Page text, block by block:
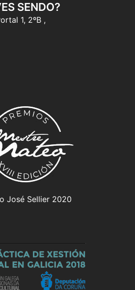
SENDO?
1, 2ºB ,
José Sellier 2020